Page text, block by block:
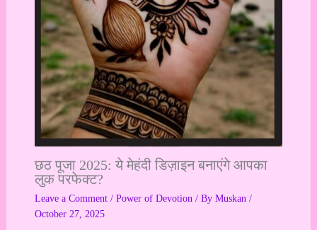
छठ पूजा 2025: ये मेहंदी डिज़ाइन बनाएंगे आपका
लुक परफेक्ट?
Leave a Comment / Power of Devotion / By Muskan /
October 27, 2025